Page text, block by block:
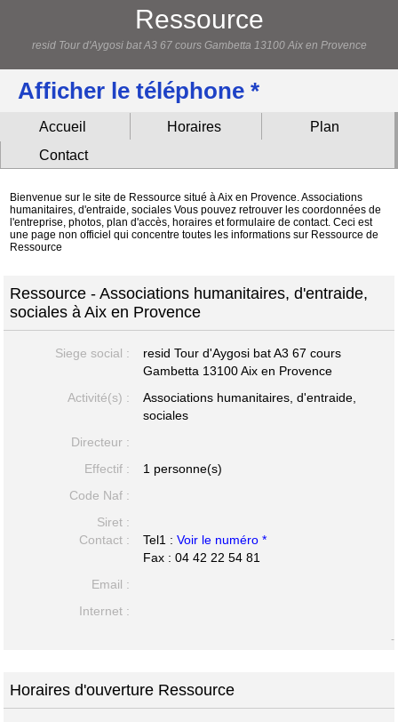
Ressource
resid Tour d'Aygosi bat A3 67 cours Gambetta 13100 Aix en Provence
Afficher le téléphone *
Accueil Horaires
Plan
Contact
Bienvenue sur le site de Ressource situé à Aix en Provence. Associations
humanitaires, d'entraide, sociales Vous pouvez retrouver les coordonnées de
l'entreprise, photos, plan d'accès, horaires et formulaire de contact. Ceci est
une page non officiel qui concentre toutes les informations sur Ressource de
Ressource
Ressource - Associations humanitaires, d'entraide,
sociales à Aix en Provence
Siege social :
resid Tour d'Aygosi bat A3 67 cours
Gambetta 13100 Aix en Provence
Activité(s) :
Associations humanitaires, d'entraide,
sociales
Directeur :
Effectif :
1 personne(s)
Code Naf :
Siret :
Contact :
Tel1 :Voir le numéro *
Fax : 04 42 22 54 81
Email :
Internet :
-
Horaires d'ouverture Ressource